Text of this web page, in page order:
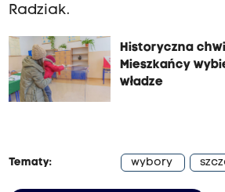
Radziak.
Historyczna
Mieszkańcy
władze
Tematy: wybory